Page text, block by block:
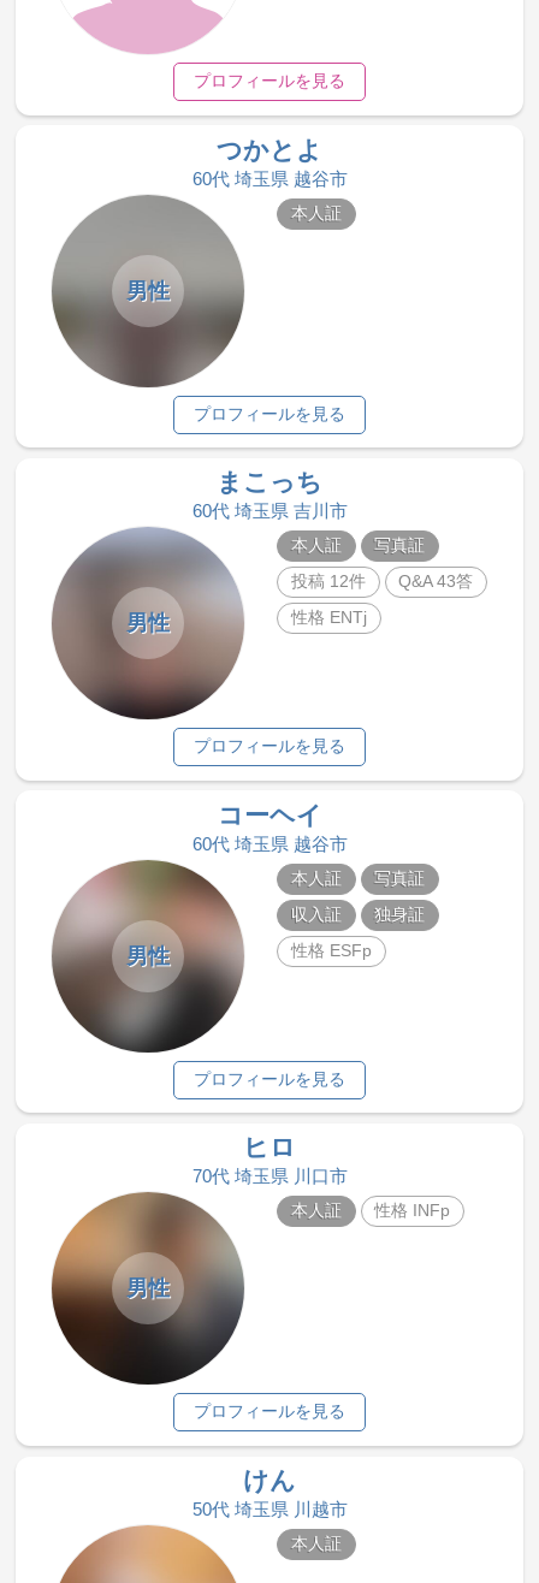
プロフィールを見る
つかとよ
60代 埼玉県 越谷市
男性
本人証
プロフィールを見る
まこっち
60代 埼玉県 吉川市
男性
本人証
写真証
投稿 12件
Q&A 43答
性格 ENTj
プロフィールを見る
コーヘイ
60代 埼玉県 越谷市
男性
本人証
写真証
収入証
独身証
性格 ESFp
プロフィールを見る
ヒロ
70代 埼玉県 川口市
男性
本人証 性格 INFp
プロフィールを見る
けん
50代 埼玉県 川越市
本人証